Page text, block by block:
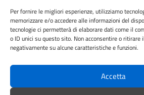
Per fornire le migliori esperienze, utilizziamo
memorizzare e/o accedere alle informazioni del
tecnologie ci permetterà di elaborare dati come il
o ID unici su questo sito. Non acconsentire o ritirare
negativamente su alcune caratteristiche e funzioni.
Accetta
Segnalazione disservizio
Richiesta assistenza
Feedback
Amministrazione Trasparente
Albo Pretorio
Informativa privacy
Dichiarazione di accessibilità